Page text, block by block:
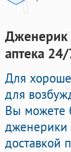
Дженерик
аптека
Для
для
Вы можете
дженерики
доставкой